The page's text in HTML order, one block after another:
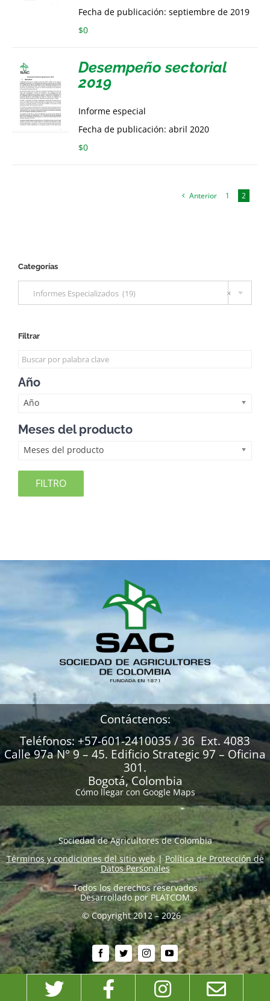
Fecha de publicación: septiembre de 2019
$0
Desempeño sectorial
2019
Informe especial
Fecha de publicación: abril 2020
$0
Anterior 1 2
Categorías
×
Informes Especializados (19)
Filtrar
Año
Año
Meses del producto
Meses del producto
FILTRO
Contáctenos:
Teléfonos: +57-601-2410035 / 36 Ext. 4083
Calle 97a N° 9 – 45. Edificio Strategic 97 – Oficina
301.
Bogotá, Colombia
Cómo llegar con Google Maps
Sociedad de Agricultores de Colombia
Términos y condiciones del sitio web|Política de Protección de
Datos Personales
Todos los derechos reservados
Desarrollado por PLATCOM
© Copyright 2012 – 2026
Twitter FacebookInstagram